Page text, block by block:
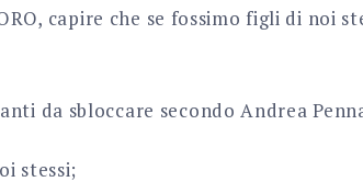
capire che se fossimo figli di noi
da sbloccare secondo Andrea
stessi;